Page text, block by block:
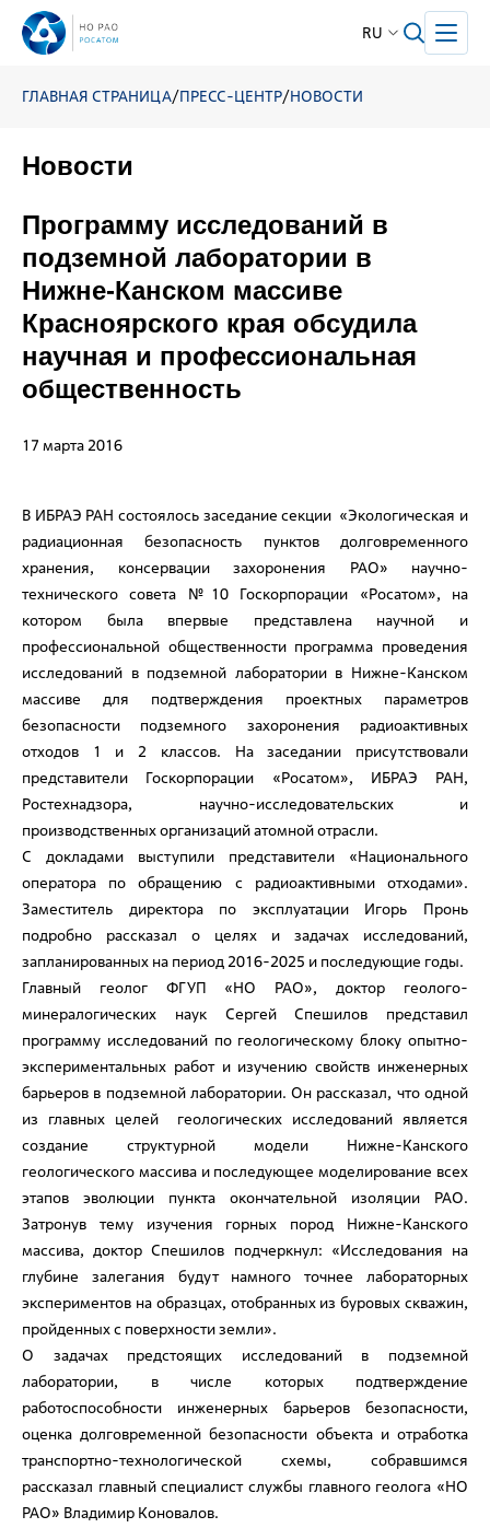
RU
ГЛАВНАЯ СТРАНИЦА/ПРЕСС-ЦЕНТР/НОВОСТИ
Новости
Программу исследований в
подземной лаборатории в
Нижне-Канском массиве
Красноярского края обсудила
научная и профессиональная
общественность
17 марта 2016
В ИБРАЭ РАН состоялось заседание секции «Экологическая и
радиационная безопасность пунктов долговременного
хранения, консервации захоронения РАО» научно-
технического совета №10 Госкорпорации «Росатом», на
котором была впервые представлена научной и
профессиональной общественности программа проведения
исследований в подземной лаборатории в Нижне-Канском
массиве для подтверждения проектных параметров
безопасности подземного захоронения радиоактивных
отходов 1 и 2 классов. На заседании присутствовали
представители Госкорпорации «Росатом», ИБРАЭ РАН,
Ростехнадзора, научно-исследовательских и
производственных организаций атомной отрасли.
С докладами выступили представители «Национального
оператора по обращению с радиоактивными отходами».
Заместитель директора по эксплуатации Игорь Пронь
подробно рассказал о целях и задачах исследований,
запланированных на период 2016-2025 и последующие годы.
Главный геолог ФГУП «НО РАО», доктор геолого-
минералогических наук Сергей Спешилов представил
программу исследований по геологическому блоку опытно-
экспериментальных работ и изучению свойств инженерных
барьеров в подземной лаборатории. Он рассказал, что одной
из главных целей геологических исследований является
создание структурной модели Нижне-Канского
геологического массива и последующее моделирование всех
этапов эволюции пункта окончательной изоляции РАО.
Затронув тему изучения горных пород Нижне-Канского
массива, доктор Спешилов подчеркнул: «Исследования на
глубине залегания будут намного точнее лабораторных
экспериментов на образцах, отобранных из буровых скважин,
пройденных с поверхности земли».
О задачах предстоящих исследований в подземной
лаборатории, в числе которых подтверждение
работоспособности инженерных барьеров безопасности,
оценка долговременной безопасности объекта и отработка
транспортно-технологической схемы, собравшимся
рассказал главный специалист службы главного геолога «НО
РАО» Владимир Коновалов.